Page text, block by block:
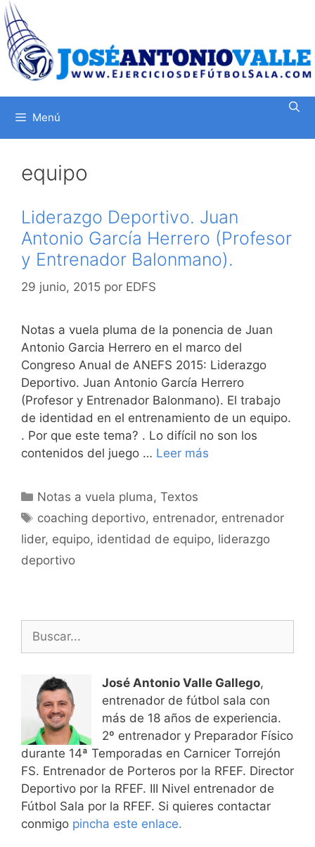
Saltar
al
contenido
Menú
equipo
Liderazgo Deportivo. Juan
Antonio García Herrero (Profesor
y Entrenador Balonmano).
29 junio, 2015 por EDFS
Notas a vuela pluma de la ponencia de Juan
Antonio Garcia Herrero en el marco del
Congreso Anual de ANEFS 2015: Liderazgo
Deportivo. Juan Antonio García Herrero
(Profesor y Entrenador Balonmano). El trabajo
de identidad en el entrenamiento de un equipo.
. Por que este tema? . Lo difícil no son los
contenidos del juego … Leer más
Categorías
Notas a vuela pluma,Textos
Etiquetas
coaching deportivo, entrenador, entrenador
lider, equipo, identidad de equipo, liderazgo
deportivo
José Antonio Valle Gallego,
entrenador de fútbol sala con
más de 18 años de experiencia.
2º entrenador y Preparador Físico
durante 14ª Temporadas en Carnicer Torrejón
FS. Entrenador de Porteros por la RFEF. Director
Deportivo por la RFEF. III Nivel entrenador de
Fútbol Sala por la RFEF. Si quieres contactar
conmigo pincha este enlace.